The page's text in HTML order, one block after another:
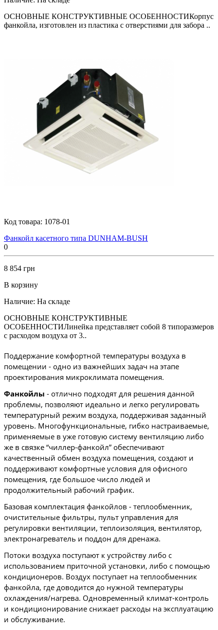
ОСНОВНЫЕ КОНСТРУКТИВНЫЕ ОСОБЕННОСТИКорпус
фанкойла, изготовлен из пластика с отверстиями для забора ..
Код товара: 1078-01
Фанкойл касетного типа DUNHAM-BUSH
0
8 854 грн
В корзину
Наличие: На складе
ОСНОВНЫЕ КОНСТРУКТИВНЫЕ
ОСОБЕННОСТИЛинейка представляет собой 8 типоразмеров
с расходом воздуха от 3..
Поддержание комфортной температуры воздуха в
помещении - одно из важнейших задач на этапе
проектирования микроклимата помещения.
Фанкойлы - отлично подходят для решения данной
проблемы, позволяют идеально и легко регулировать
температурный режим воздуха, поддерживая заданный
уровень. Многофункциональные, гибко настраиваемые,
применяемые в уже готовую систему вентиляцию либо
же в связке “чиллер-фанкойл” обеспечивают
качественный обмен воздуха помещения, создают и
поддерживают комфортные условия для офисного
помещения, где большое число людей и
продолжительный рабочий график.
Базовая комплектация фанкойлов - теплообменник,
очистительные фильтры, пульт управления для
регулировки вентиляции, теплоизоляция, вентилятор,
электронагреватель и поддон для дренажа.
Потоки воздуха поступают к устройству либо с
использованием приточной установки, либо с помощью
кондиционеров. Воздух поступает на теплообменник
фанкойла, где доводится до нужной температуры
охлаждения/нагрева. Одновременный климат-контроль
и кондиционирование снижает расходы на эксплуатацию
и обслуживание.